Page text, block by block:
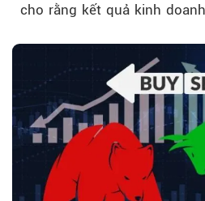
cho rằng kết quả kinh